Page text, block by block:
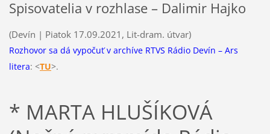
Spisovatelia v rozhlase – Dalimir Hajko
(Devín | Piatok 17.09.2021, Lit-dram. útvar)
Rozhovor sa dá vypočuť v archíve RTVS Rádio Devín – Ars
litera: <TU>.
* MARTA HLUŠÍKOVÁ